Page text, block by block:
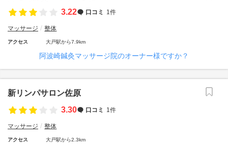
3.22
口コミ 1件
マッサージ 整体
アクセス 大戸駅から7.9km
阿波崎鍼灸マッサージ院のオーナー様ですか？
新リンパサロン佐原
3.30
口コミ 1件
マッサージ 整体
アクセス 大戸駅から2.3km